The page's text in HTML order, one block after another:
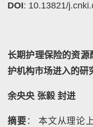
DOI: 10.13821/
长期护理保险的资
护机构市场进入的研
余央央 张毅 封进
摘要 ： 本文从理论